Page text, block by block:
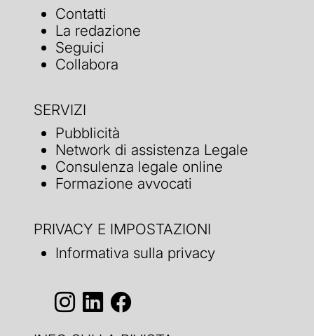
Contatti
La redazione
Seguici
Collabora
SERVIZI
Pubblicità
Network di assistenza Legale
Consulenza legale online
Formazione avvocati
PRIVACY E IMPOSTAZIONI
Informativa sulla privacy